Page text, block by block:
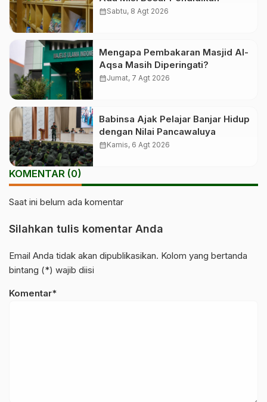
calendar_monthSabtu, 8 Agt 2026
Mengapa Pembakaran Masjid Al-
Aqsa Masih Diperingati?
calendar_monthJumat, 7 Agt 2026
Babinsa Ajak Pelajar Banjar Hidup
dengan Nilai Pancawaluya
calendar_monthKamis, 6 Agt 2026
KOMENTAR (0)
Saat ini belum ada komentar
Silahkan tulis komentar Anda
Email Anda tidak akan dipublikasikan. Kolom yang bertanda
bintang (*) wajib diisi
Komentar*